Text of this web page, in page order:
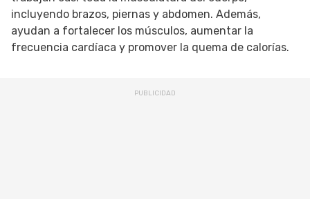
incluyendo brazos, piernas y abdomen. Además,
ayudan a fortalecer los músculos, aumentar la
frecuencia cardíaca y promover la quema de calorías.